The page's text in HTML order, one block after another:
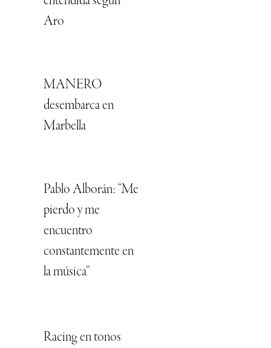
Aro
MANERO
desembarca en
Marbella
Pablo Alborán: “Me
pierdo y me
encuentro
constantemente en
la música”
Racing en tonos